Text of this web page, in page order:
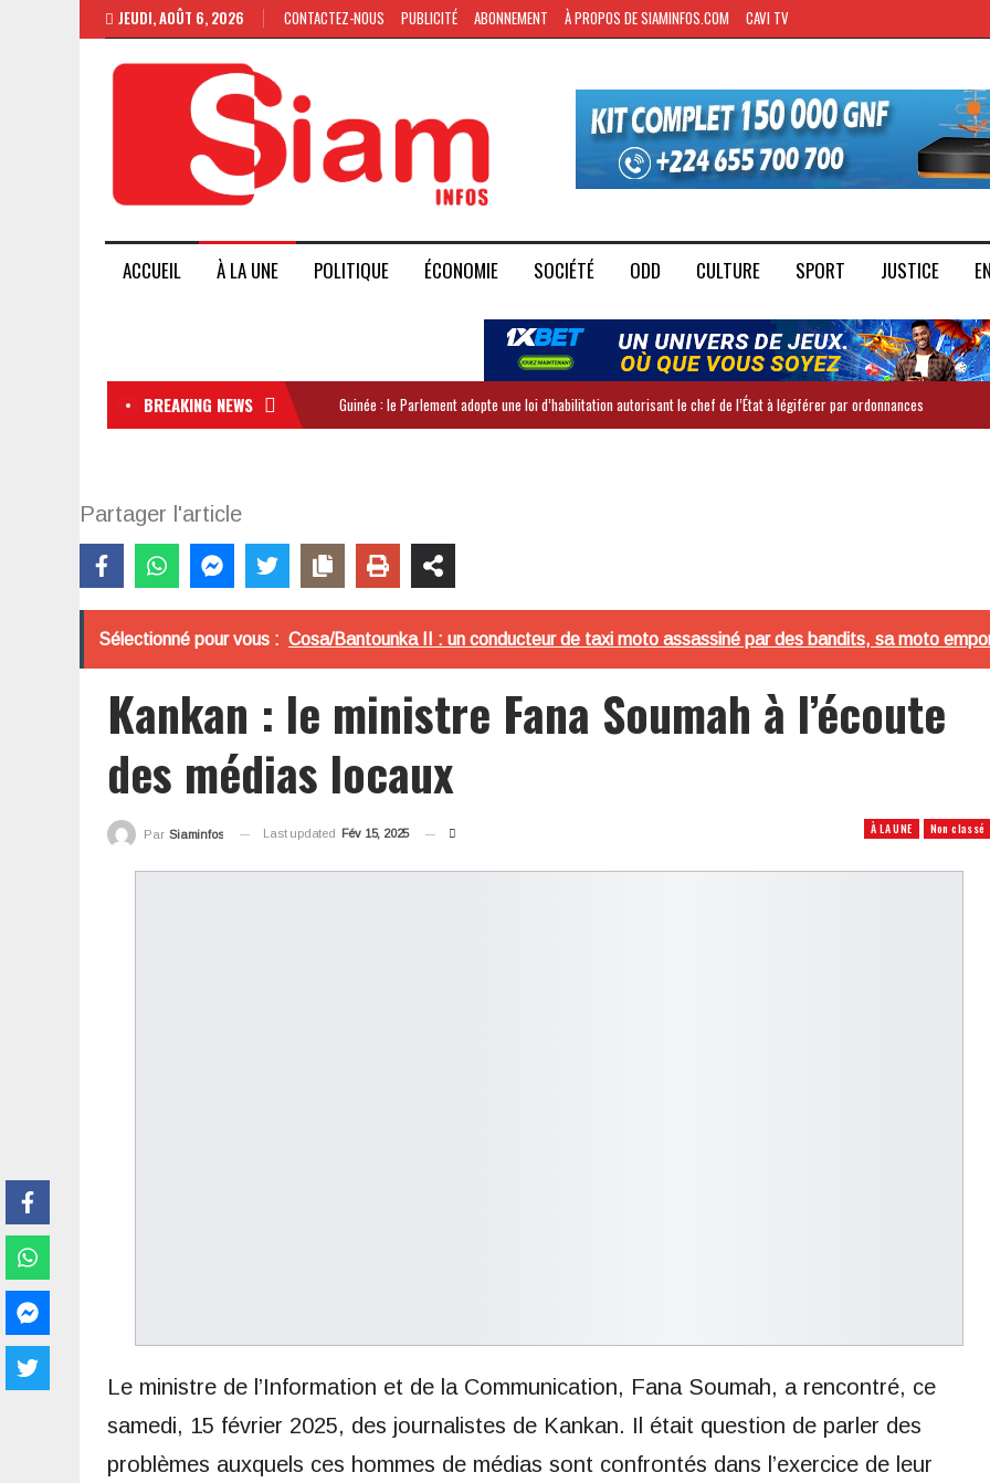
JEUDI, AOÛT 6, 2026 CONTACTEZ-NOUS PUBLICITÉ ABONNEMENT À PROPOS DE SIAMINFOS.COM CAVI TV
ACCUEIL À LA UNE POLITIQUE ÉCONOMIE SOCIÉTÉ ODD CULTURE SPORT JUSTICE
BREAKING NEWS Guinée : le Parlement adopte une loi d’habilitation autorisant le chef de l’État à légiférer par ordonnances
Partager l'article
Sélectionné pour vous : Cosa/Bantounka II : un conducteur de taxi moto assassiné par des bandits, sa moto
Kankan : le ministre Fana Soumah à l’écoute
des médias locaux
À LA UNE Non classé
Par Siaminfos Last updated Fév 15, 2025
Le ministre de l’Information et de la Communication, Fana Soumah, a rencontré, ce
samedi, 15 février 2025, des journalistes de Kankan. Il était question de parler des
problèmes auxquels ces hommes de médias sont confrontés dans l’exercice de leur